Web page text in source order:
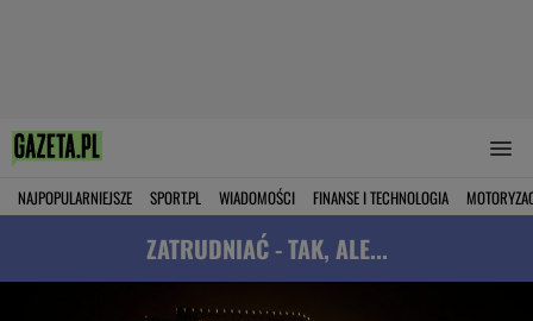
NAJPOPULARNIEJSZE SPORT.PL WIADOMOŚCI FINANSE I TECHNOLOGIA
ZATRUDNIAĆ - TAK, ALE...